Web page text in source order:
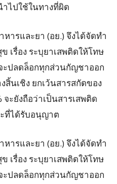
ไปใช้ในทางที่ผิด
ารและยา (อย.) จึงได้จัดทำ
เรื่อง ระบุยาเสพติดให้โทษ
ะปลดล็อกทุกส่วนกัญชาออก
สิ้นเชิง ยกเว้นสารสกัดของ
ะยังถือว่าเป็นสารเสพติด
ที่ได้รับอนุญาต
ารและยา (อย.) จึงได้จัดทำ
เรื่อง ระบุยาเสพติดให้โทษ
ะปลดล็อกทุกส่วนกัญชาออก